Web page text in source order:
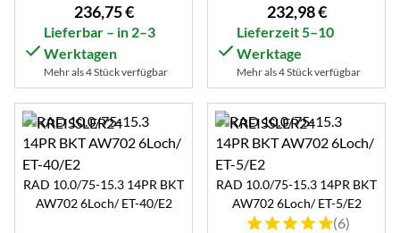
236,75€
Lieferbar – in 2–3
Werktagen
Mehr als 4 Stück verfügbar
232,98€
Lieferzeit 5–10
Werktage
Mehr als 4 Stück verfügbar
RAD 10.0/75-15.3 14PR BKT
AW702 6Loch/ ET-40/E2
RAD 10.0/75-15.3 14PR BKT
AW702 6Loch/ ET-5/E2
Bewertung: 5 von 5 (6
(6)